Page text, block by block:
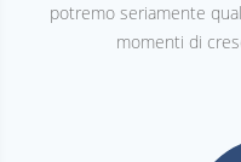
potremo seriamente
momenti di